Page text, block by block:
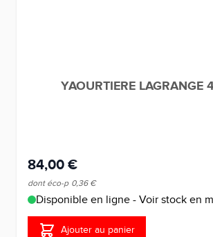
YAOURTIERE LAGRANGE
84,00 €
dont éco-p 0,36 €
Disponible en ligne - Voir stock en
Ajouter au panier